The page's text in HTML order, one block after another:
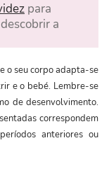
para
a
o seu corpo adapta-se
e o bebé. Lembre-se
de desenvolvimento.
correspondem
anteriores ou